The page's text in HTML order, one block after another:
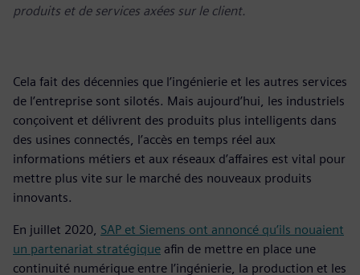
produits et de services axées sur le client.
Cela fait des décennies que l’ingénierie et les autres services
de l’entreprise sont silotés. Mais aujourd’hui, les industriels
conçoivent et délivrent des produits plus intelligents dans
des usines connectés, l’accès en temps réel aux
informations métiers et aux réseaux d’affaires est vital pour
mettre plus vite sur le marché des nouveaux produits
innovants.
En juillet 2020, SAP et Siemens ont annoncé qu’ils nouaient
un partenariat stratégique afin de mettre en place une
continuité numérique entre l’ingénierie, la production et les